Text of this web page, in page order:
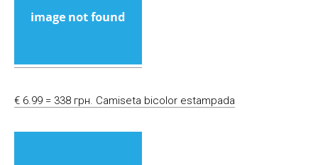
€ 6.99 = 338 грн. Camiseta bicolor estampada